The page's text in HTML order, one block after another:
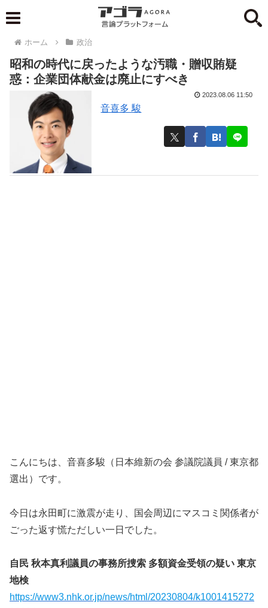
ホーム 政治
昭和の時代に戻ったような汚職・贈収賄疑
惑：企業団体献金は廃止にすべき
音喜多 駿
2023.08.06 11:50
こんにちは、音喜多駿（日本維新の会 参議院議員 / 東京都
選出）です。
今日は永田町に激震が走り、国会周辺にマスコミ関係者が
ごった返す慌ただしい一日でした。
自民 秋本真利議員の事務所捜索 多額資金受領の疑い 東京
地検
https://www3.nhk.or.jp/news/html/20230804/k1001415272